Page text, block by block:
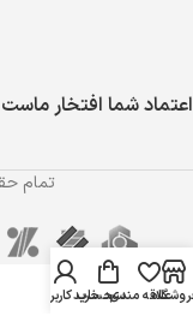
اعتماد شما افتخار ماست
تمام
علاقه مندیسبد خرید
حساب کاربری من